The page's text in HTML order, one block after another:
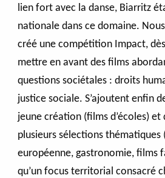
lien fort avec la danse, Biarritz
nationale dans ce domaine.
créé une compétition Impact,
mettre en avant des films
questions sociétales : droits
justice sociale. S’ajoutent enfin
jeune création (films d’écoles)
plusieurs sélections thématiques
européenne, gastronomie, films
qu’un focus territorial consacré